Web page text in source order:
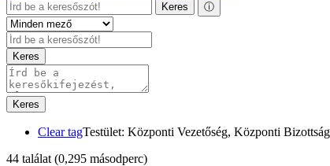
Keres ⓘ
Keres
Keres
Clear tagTestület: Központi Vezetőség, Központi Bizottság
44 találat (0,295 másodperc)